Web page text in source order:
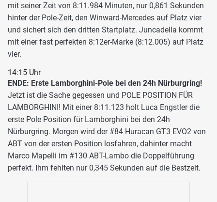
mit seiner Zeit von 8:11.984 Minuten, nur 0,861 Sekunden
hinter der Pole-Zeit, den Winward-Mercedes auf Platz vier
und sichert sich den dritten Startplatz. Juncadella kommt
mit einer fast perfekten 8:12er-Marke (8:12.005) auf Platz
vier.
14:15 Uhr
ENDE: Erste Lamborghini-Pole bei den 24h Nürburgring!
Jetzt ist die Sache gegessen und POLE POSITION FÜR
LAMBORGHINI! Mit einer 8:11.123 holt Luca Engstler die
erste Pole Position für Lamborghini bei den 24h
Nürburgring. Morgen wird der #84 Huracan GT3 EVO2 von
ABT von der ersten Position losfahren, dahinter macht
Marco Mapelli im #130 ABT-Lambo die Doppelführung
perfekt. Ihm fehlten nur 0,345 Sekunden auf die Bestzeit.